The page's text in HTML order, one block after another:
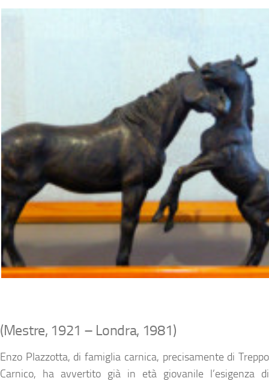
(Mestre, 1921 – Londra, 1981)
Enzo Plazzotta, di famiglia carnica, precisamente di Treppo
Carnico, ha avvertito già in età giovanile l’esigenza di